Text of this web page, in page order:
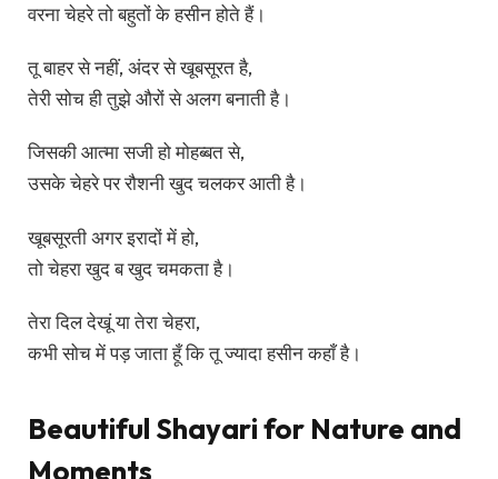
वरना चेहरे तो बहुतों के हसीन होते हैं।
तू बाहर से नहीं, अंदर से खूबसूरत है,
तेरी सोच ही तुझे औरों से अलग बनाती है।
जिसकी आत्मा सजी हो मोहब्बत से,
उसके चेहरे पर रौशनी खुद चलकर आती है।
खूबसूरती अगर इरादों में हो,
तो चेहरा खुद ब खुद चमकता है।
तेरा दिल देखूं या तेरा चेहरा,
कभी सोच में पड़ जाता हूँ कि तू ज्यादा हसीन कहाँ है।
Beautiful Shayari for Nature and
Moments